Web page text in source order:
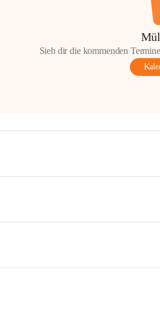
Sieh dir die kommenden